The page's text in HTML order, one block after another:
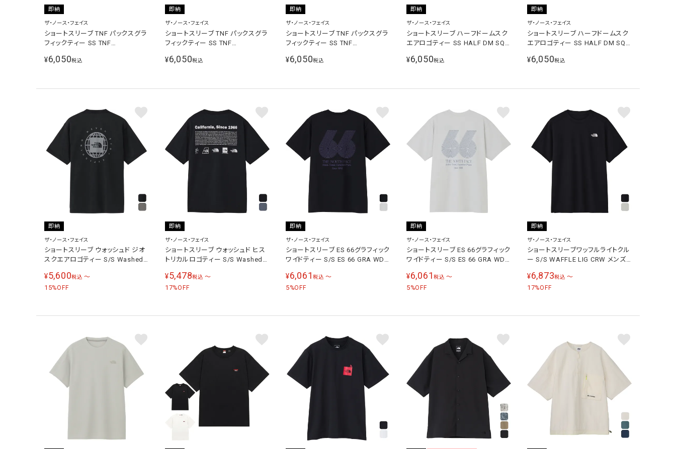
即納
ザ・ノース・フェイス
ショートスリーブ TNF パックスグラ
フィックティー SS TNF
半袖Tシャツ ブラック NT82639 K
¥6,050税込
即納
ザ・ノース・フェイス
ショートスリーブ TNF パックスグラ
フィックティー SS TNF
半袖Tシャツ ホワイトミックスグレ
¥6,050税込
即納
ザ・ノース・フェイス
ショートスリーブ TNF パックスグラ
フィックティー SS TNF
半袖Tシャツ ホワイト NT82639 W
¥6,050税込
即納
ザ・ノース・フェイス
ショートスリーブ ハーフドームスク
エアロゴティー SS HALF DM SQ
ツ ブラック NT82637 K
¥6,050税込
即納
ザ・ノース・フェイス
ショートスリーブ ハーフドームスク
エアロゴティー SS HALF DM SQ
ツ ホワイト NT82637 W
¥6,050税込
即納
ザ・ノース・フェイス
ショートスリーブ ウォッシュド ジオ
スクエアロゴティー S/S Washed
ディース 半袖シャツ NT82643
¥5,600税込 〜
15%OFF
即納
ザ・ノース・フェイス
ショートスリーブ ウォッシュド ヒス
トリカルロゴティー S/S Washed
ース 半袖シャツ NT82642
¥5,478税込 〜
17%OFF
即納
ザ・ノース・フェイス
ショートスリーブ ES 66グラフィック
ワイドティー S/S ES 66 GRA WD T
K
¥6,061税込 〜
5%OFF
即納
ザ・ノース・フェイス
ショートスリーブ ES 66グラフィック
ワイドティー S/S ES 66 GRA WD T
レー NT82672 WX
¥6,061税込 〜
5%OFF
即納
ザ・ノース・フェイス
ショートスリーブワッフルライトクル
ー S/S WAFFLE LIG CRW メンズ
ツ ブラック NT82683 K
¥6,873税込 〜
17%OFF